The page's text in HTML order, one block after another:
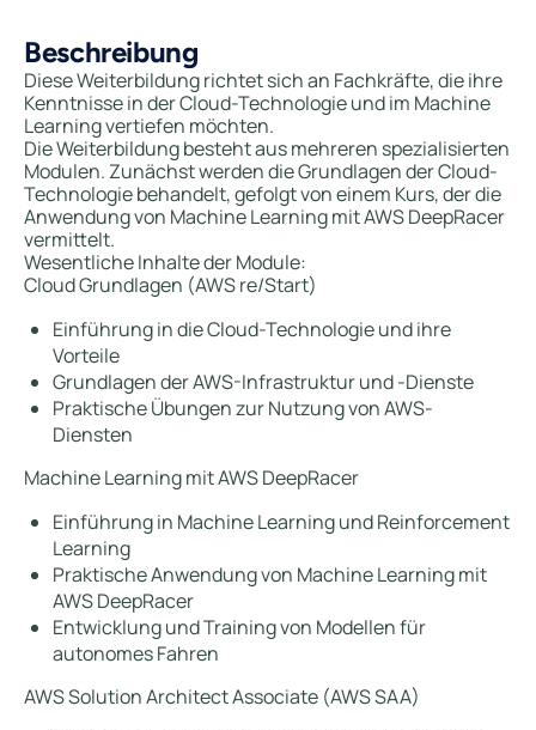
Beschreibung
Diese Weiterbildung richtet sich an Fachkräfte, die ihre
Kenntnisse in der Cloud-Technologie und im Machine
Learning vertiefen möchten.
Die Weiterbildung besteht aus mehreren spezialisierten
Modulen. Zunächst werden die Grundlagen der Cloud-
Technologie behandelt, gefolgt von einem Kurs, der die
Anwendung von Machine Learning mit AWS DeepRacer
vermittelt.
Wesentliche Inhalte der Module:
Cloud Grundlagen (AWS re/Start)
Einführung in die Cloud-Technologie und ihre
Vorteile
Grundlagen der AWS-Infrastruktur und -Dienste
Praktische Übungen zur Nutzung von AWS-
Diensten
Machine Learning mit AWS DeepRacer
Einführung in Machine Learning und Reinforcement
Learning
Praktische Anwendung von Machine Learning mit
AWS DeepRacer
Entwicklung und Training von Modellen für
autonomes Fahren
AWS Solution Architect Associate (AWS SAA)